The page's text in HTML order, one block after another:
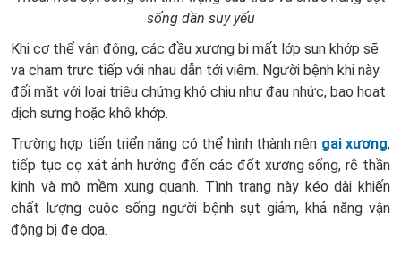
sống dần suy yếu
Khi cơ thể vận động, các đầu xương bị mất lớp sụn khớp sẽ
va chạm trực tiếp với nhau dẫn tới viêm. Người bệnh khi này
đối mặt với loại triệu chứng khó chịu như đau nhức, bao hoạt
dịch sưng hoặc khô khớp.
Trường hợp tiến triển nặng có thể hình thành nên gai xương,
tiếp tục cọ xát ảnh hưởng đến các đốt xương sống, rễ thần
kinh và mô mềm xung quanh. Tình trạng này kéo dài khiến
chất lượng cuộc sống người bệnh sụt giảm, khả năng vận
động bị đe dọa.